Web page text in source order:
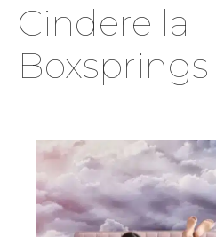
Cinderella
Boxsprings